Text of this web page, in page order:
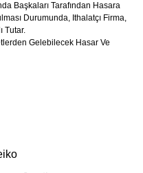
Başkaları Tarafından Hasara
Durumunda, Ithalatçı Firma,
Tutar.
Gelebilecek Hasar Ve